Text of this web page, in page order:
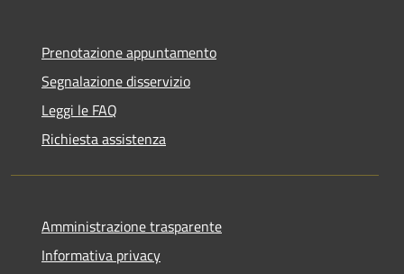
Prenotazione appuntamento
Segnalazione disservizio
Leggi le FAQ
Richiesta assistenza
Amministrazione trasparente
Informativa privacy